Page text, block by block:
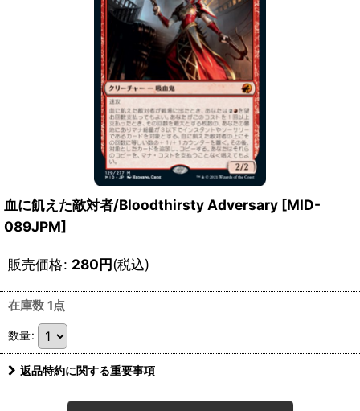
血に飢えた敵対者/Bloodthirsty Adversary [MID-
089JPM]
販売価格: 280円(税込)
在庫数 1点
数量:
返品特約に関する重要事項